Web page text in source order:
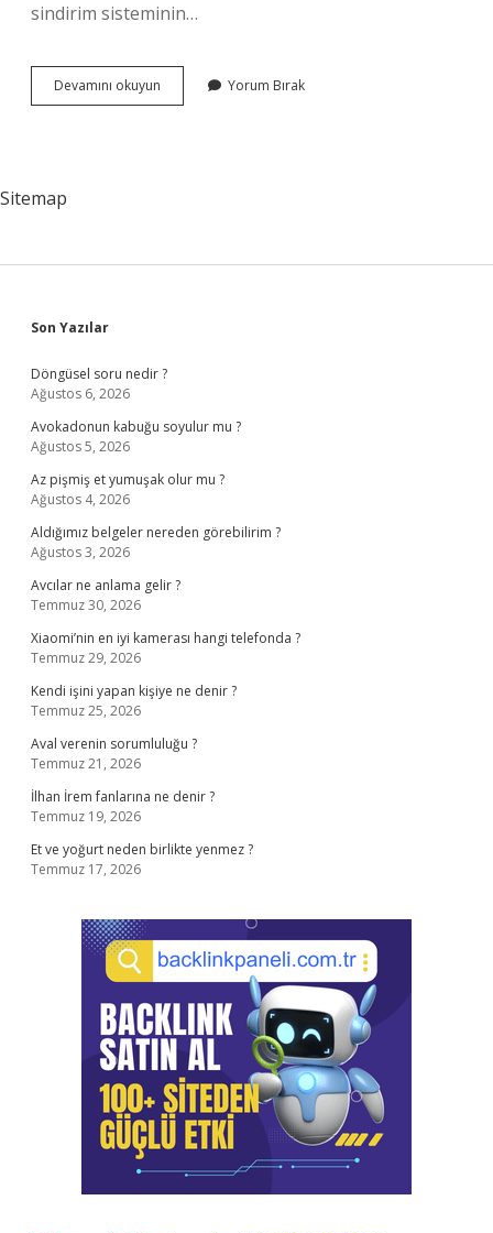
sindirim sisteminin…
Devamını okuyun Bağırsak
Latince
Yorum Bırak
Sitemap
Sidebar
Son Yazılar
Döngüsel soru nedir ?
Ağustos 6, 2026
Avokadonun kabuğu soyulur mu ?
Ağustos 5, 2026
Az pişmiş et yumuşak olur mu ?
Ağustos 4, 2026
Aldığımız belgeler nereden görebilirim ?
Ağustos 3, 2026
Avcılar ne anlama gelir ?
Temmuz 30, 2026
Xiaomi’nin en iyi kamerası hangi telefonda ?
Temmuz 29, 2026
Kendi işini yapan kişiye ne denir ?
Temmuz 25, 2026
Aval verenin sorumluluğu ?
Temmuz 21, 2026
İlhan İrem fanlarına ne denir ?
Temmuz 19, 2026
Et ve yoğurt neden birlikte yenmez ?
Temmuz 17, 2026